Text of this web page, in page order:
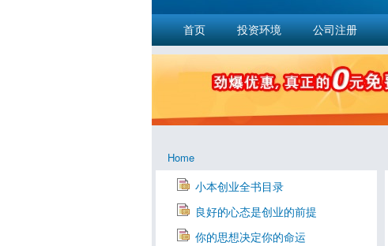
首页 投资环境 公司注册
Home
小本创业全书目录
良好的心态是创业的前提
你的思想决定你的命运